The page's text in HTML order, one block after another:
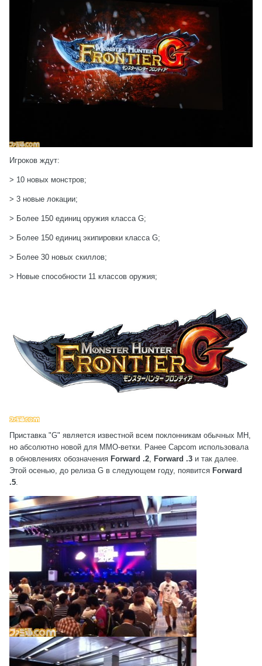
Игроков ждут:
> 10 новых монстров;
> 3 новые локации;
> Более 150 единиц оружия класса G;
> Более 150 единиц экипировки класса G;
> Более 30 новых скиллов;
> Новые способности 11 классов оружия;
Приставка "G" является известной всем поклонникам обычных MH,
но абсолютно новой для MMO-ветки. Ранее Capcom использовала
в обновлениях обозначения Forward .2, Forward .3 и так далее.
Этой осенью, до релиза G в следующем году, появится Forward
.5.